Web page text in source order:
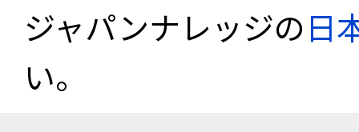
ジャパンナレッジの日
い。